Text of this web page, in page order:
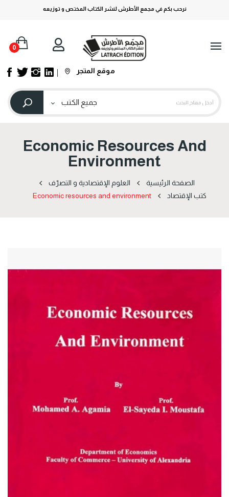
نرحب بكم في مجمع الأطرش لنشر الكتاب المختص و توزيعه
0
موقع المتجر
Economic Resources And
Environment
الصفحة الرئيسية
العلوم الإقتصادیة و التصرّف
كتب الإقتصاد
Economic resources and environment